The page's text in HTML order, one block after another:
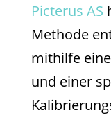
Picterus AS
Methode
mithilfe
und einer